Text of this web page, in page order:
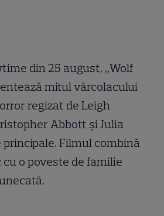
din 25 august, „Wolf
mitul vârcolacului
regizat de Leigh
Abbott și Julia
principale. Filmul combină
o poveste de familie